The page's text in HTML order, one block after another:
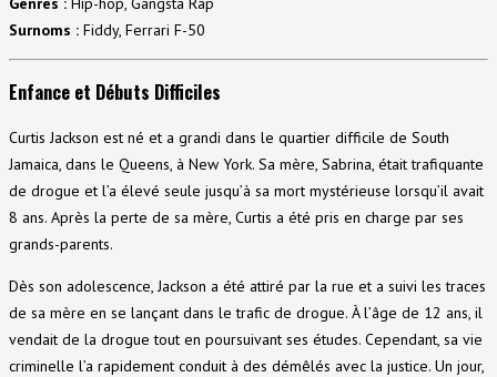
Surnoms : Fiddy, Ferrari F-50
Enfance et Débuts Difficiles
Curtis Jackson est né et a grandi dans le quartier difficile de South
Jamaica, dans le Queens, à New York. Sa mère, Sabrina, était trafiquante
de drogue et l’a élevé seule jusqu’à sa mort mystérieuse lorsqu’il avait
8 ans. Après la perte de sa mère, Curtis a été pris en charge par ses
grands-parents.
Dès son adolescence, Jackson a été attiré par la rue et a suivi les traces
de sa mère en se lançant dans le trafic de drogue. À l’âge de 12 ans, il
vendait de la drogue tout en poursuivant ses études. Cependant, sa vie
criminelle l’a rapidement conduit à des démêlés avec la justice. Un jour,